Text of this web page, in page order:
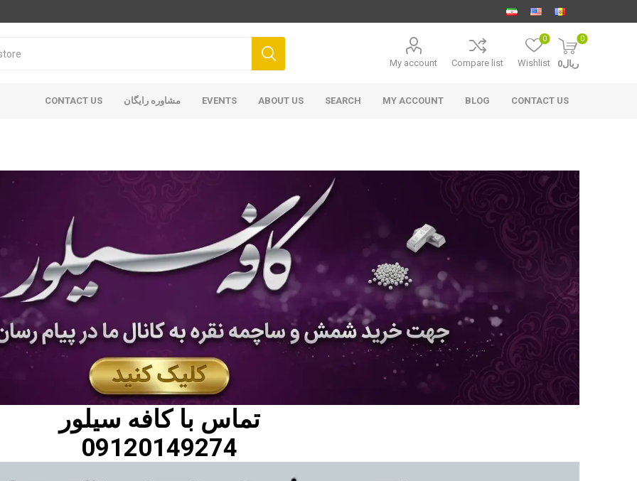
My account Compare list Wishlist
0 0
ریال0
CONTACT US مشاوره رایگان EVENTS ABOUT US SEARCH MY ACCOUNT BLOG CONTACT US
تماس باکافه سیلور
09120149274